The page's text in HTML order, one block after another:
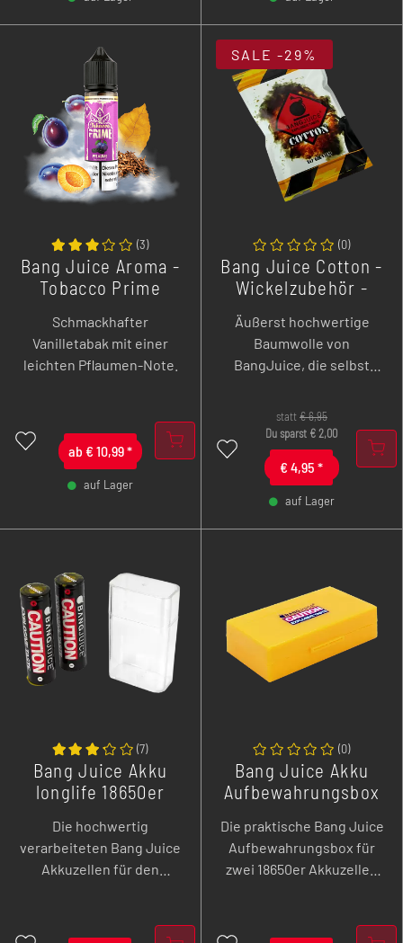
- + - +
ab € 10,99*
auf Lager
(3)
Bang Juice Aroma -
Tobacco Prime
Longfill
Schmackhafter
Vanilletabak mit einer
leichten Pflaumen-Note.
- +
statt€6,95
Du sparst € 2,00
€ 4,95 *
auf Lager
(0)
Bang Juice Cotton -
Wickelzubehör -
Äußerst hochwertige
Baumwolle von
BangJuice, die selbst
verhängnisvollen Dryhit
übersteht und durch ihre
Qualität begeistert.
SALE -29%
(7)
Bang Juice Akku
longlife 18650er
2er Pack
Die hochwertig
verarbeiteten Bang Juice
Akkuzellen für den
Kapazität von 3000 mAh
(0)
Bang Juice Akku
Aufbewahrungsbox
Akkuzellen
Die praktische Bang Juice
Aufbewahrungsbox für
zwei 18650er Akkuzellen